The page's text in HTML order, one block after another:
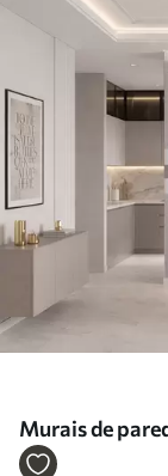
Murais de
e azul escuro